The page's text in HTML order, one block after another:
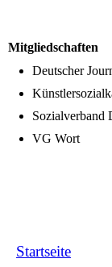
Mitgliedschaften
Deutscher
Sozialverband
VG Wort
Startseite